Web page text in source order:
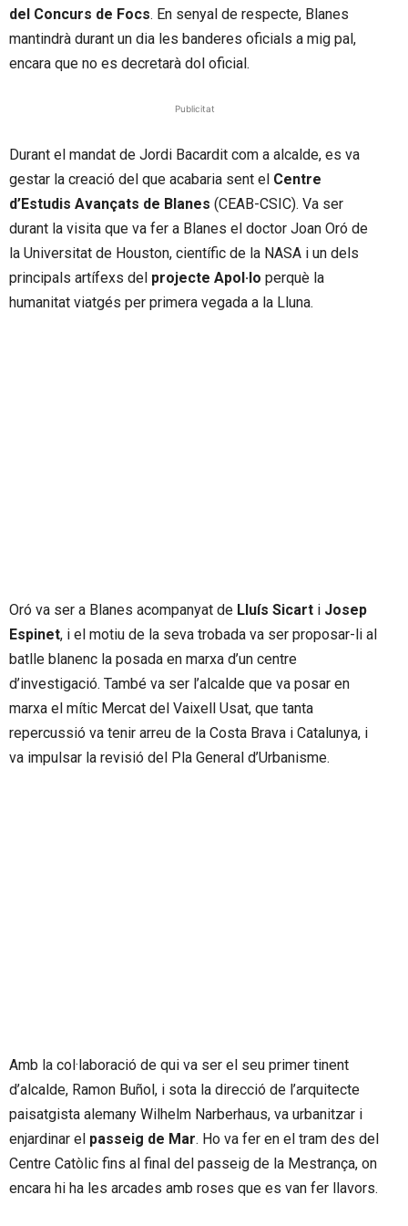
del Concurs de Focs. En senyal de respecte, Blanes
mantindrà durant un dia les banderes oficials a mig pal,
encara que no es decretarà dol oficial.
Publicitat
Durant el mandat de Jordi Bacardit com a alcalde, es va
gestar la creació del que acabaria sent el Centre
d’Estudis Avançats de Blanes (CEAB-CSIC). Va ser
durant la visita que va fer a Blanes el doctor Joan Oró de
la Universitat de Houston, científic de la NASA i un dels
principals artífexs del projecte Apol·lo perquè la
humanitat viatgés per primera vegada a la Lluna.
Oró va ser a Blanes acompanyat de Lluís Sicart i Josep
Espinet, i el motiu de la seva trobada va ser proposar-li al
batlle blanenc la posada en marxa d’un centre
d’investigació. També va ser l’alcalde que va posar en
marxa el mític Mercat del Vaixell Usat, que tanta
repercussió va tenir arreu de la Costa Brava i Catalunya, i
va impulsar la revisió del Pla General d’Urbanisme.
Amb la col·laboració de qui va ser el seu primer tinent
d’alcalde, Ramon Buñol, i sota la direcció de l’arquitecte
paisatgista alemany Wilhelm Narberhaus, va urbanitzar i
enjardinar el passeig de Mar. Ho va fer en el tram des del
Centre Catòlic fins al final del passeig de la Mestrança, on
encara hi ha les arcades amb roses que es van fer llavors.